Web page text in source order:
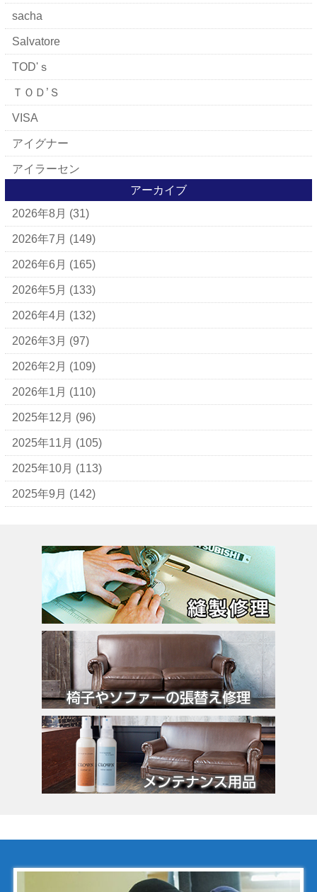
sacha
Salvatore
TOD'ｓ
ＴＯＤ’Ｓ
VISA
アイグナー
アイラーセン
BALLY
ＵＧＧ
アナスイ
アニエスベー
アルマーニ
アレン・エドモンズ
アンナ モリナーリ
イブ・サンローラン
ヴェロ・キーオ
ウンガロ
エヴー
エミリオ・プッチ
カルティエ
カンペール
ギ・ラロッシュ
グッチ
クロエ
クロコラックス
クロムハーツ
コーチ
コールハーン
アーカイブ
2026年8月 (31)
2026年7月 (149)
2026年6月 (165)
2026年5月 (133)
2026年4月 (132)
2026年3月 (97)
2026年2月 (109)
2026年1月 (110)
2025年12月 (96)
2025年11月 (105)
2025年10月 (113)
2025年9月 (142)